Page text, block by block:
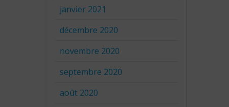
janvier 2021
décembre 2020
novembre 2020
septembre 2020
août 2020